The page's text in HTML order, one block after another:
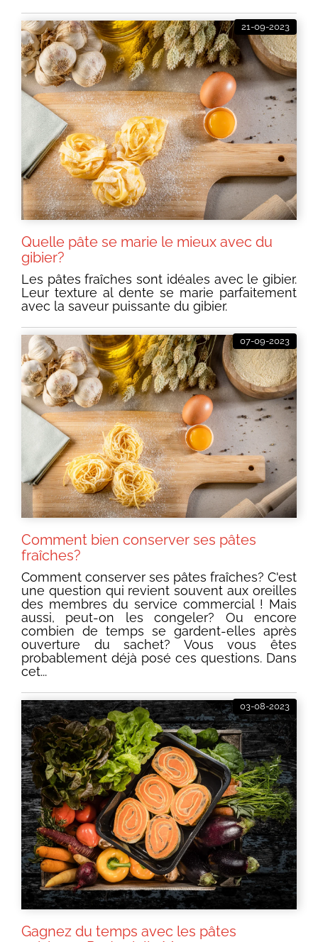
Quelle pâte se marie le mieux avec du
gibier?
Les pâtes fraîches sont idéales avec le gibier.
Leur texture al dente se marie parfaitement
avec la saveur puissante du gibier.
21-09-2023
Comment bien conserver ses pâtes
fraîches?
Comment conserver ses pâtes fraîches? C'est
une question qui revient souvent aux oreilles
des membres du service commercial ! Mais
aussi, peut-on les congeler? Ou encore
combien de temps se gardent-elles après
ouverture du sachet? Vous vous êtes
probablement déjà posé ces questions. Dans
cet...
07-09-2023
Gagnez du temps avec les pâtes
03-08-2023